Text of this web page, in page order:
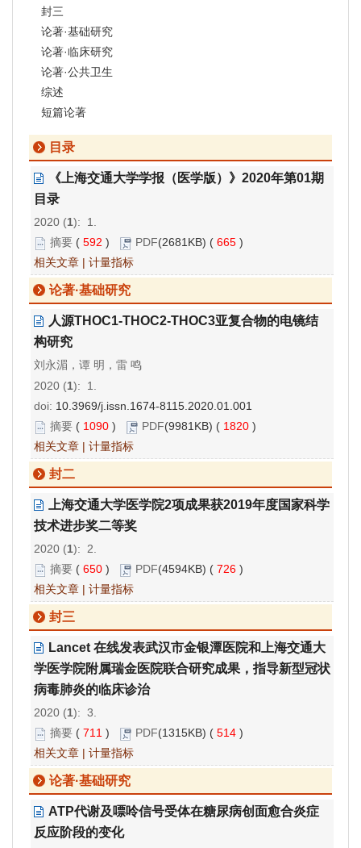
封三
论著·基础研究
论著·临床研究
论著·公共卫生
综述
短篇论著
目录
《上海交通大学学报（医学版）》2020年第01期
目录
2020 (1): 1.
摘要 ( 592 ) PDF(2681KB) ( 665 )
相关文章 | 计量指标
论著·基础研究
人源THOC1-THOC2-THOC3亚复合物的电镜结
构研究
刘永湄，谭 明，雷 鸣
2020 (1): 1.
doi: 10.3969/j.issn.1674-8115.2020.01.001
摘要 ( 1090 ) PDF(9981KB) ( 1820 )
相关文章 | 计量指标
封二
上海交通大学医学院2项成果获2019年度国家科学
技术进步奖二等奖
2020 (1): 2.
摘要 ( 650 ) PDF(4594KB) ( 726 )
相关文章 | 计量指标
封三
Lancet 在线发表武汉市金银潭医院和上海交通大
学医学院附属瑞金医院联合研究成果，指导新型冠状
病毒肺炎的临床诊治
2020 (1): 3.
摘要 ( 711 ) PDF(1315KB) ( 514 )
相关文章 | 计量指标
论著·基础研究
ATP代谢及嘌呤信号受体在糖尿病创面愈合炎症
反应阶段的变化